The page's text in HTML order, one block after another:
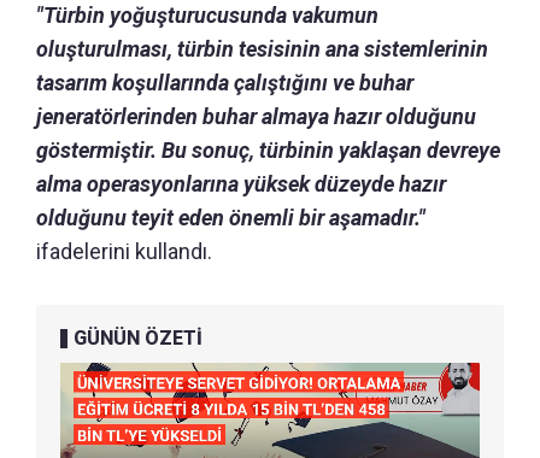
"Türbin yoğuşturucusunda vakumun
oluşturulması, türbin tesisinin ana sistemlerinin
tasarım koşullarında çalıştığını ve buhar
jeneratörlerinden buhar almaya hazır olduğunu
göstermiştir. Bu sonuç, türbinin yaklaşan devreye
alma operasyonlarına yüksek düzeyde hazır
olduğunu teyit eden önemli bir aşamadır."
ifadelerini kullandı.
GÜNÜN ÖZETİ